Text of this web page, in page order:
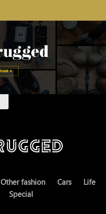
Other fashion Cars
Life
Special